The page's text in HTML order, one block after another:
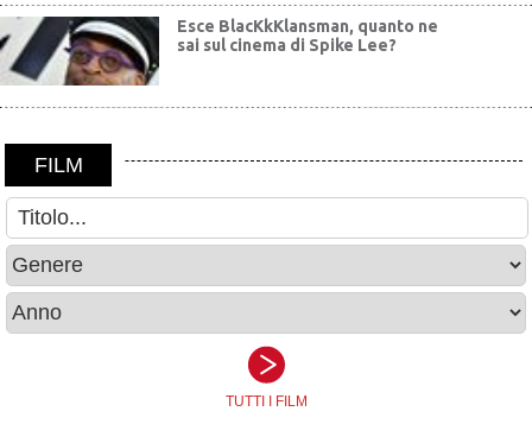
Esce BlacKkKlansman, quanto ne
sai sul cinema di Spike Lee?